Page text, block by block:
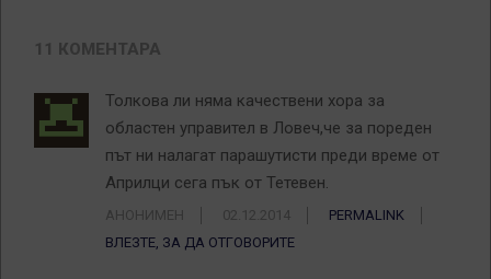
11 КОМЕНТАРА
Толкова ли няма качествени хора за
областен управител в Ловеч,че за пореден
път ни налагат парашутисти преди време от
Априлци сега пък от Тетевен.
АНОНИМЕН 02.12.2014
PERMALINK
ВЛЕЗТЕ, ЗА ДА ОТГОВОРИТЕ